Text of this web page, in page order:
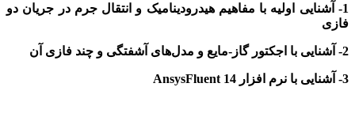
1- آشنایی اولیه با مفاهیم هیدرودینامیک و انتقال جرم در جریان دو
فازی
2- آشنایی با اجکتور گاز-مایع و مدل‌های آشفتگی و چند فازی آن
3- آشنایی با نرم افزار AnsysFluent 14